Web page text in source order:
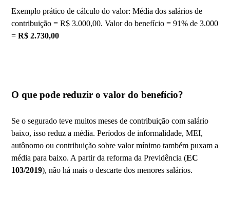
Exemplo prático de cálculo do valor: Média dos salários de
contribuição = R$ 3.000,00. Valor do benefício = 91% de 3.000
=R$ 2.730,00
O que pode reduzir o valor do benefício?
Se o segurado teve muitos meses de contribuição com salário
baixo, isso reduz a média. Períodos de informalidade, MEI,
autônomo ou contribuição sobre valor mínimo também puxam a
média para baixo. A partir da reforma da Previdência (EC
103/2019), não há mais o descarte dos menores salários.